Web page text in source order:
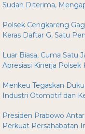
Sudah Diterima,
Polsek Cengkareng
Keras Daftar G, Satu
Luar Biasa, Cuma Satu
Apresiasi Kinerja Polsek
Menkeu Tegaskan
Industri Otomotif dan
Presiden Prabowo
Perkuat Persahabatan